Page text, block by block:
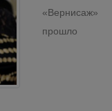
«Вернисаж»
прошло